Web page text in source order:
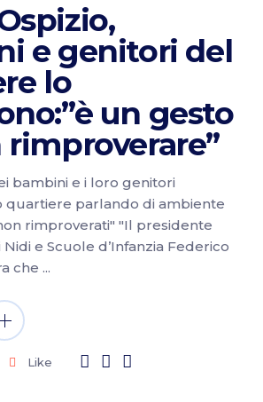
e genitori del
lo
un gesto
bambini e i loro genitori
quartiere parlando di ambiente
rimproverati" "Il presidente
e Scuole d’Infanzia Federico
che
Like